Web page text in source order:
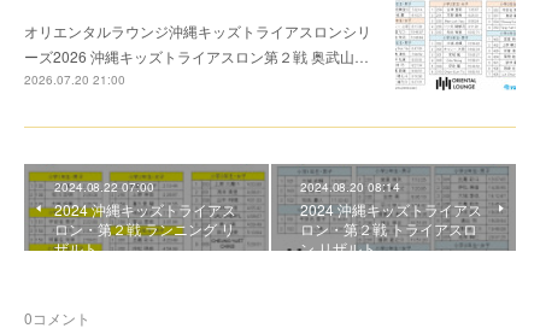
オリエンタルラウンジ沖縄キッズトライアスロンシリ
ーズ2026 沖縄キッズトライアスロン第２戦 奥武山…
2026.07.20 21:00
2024.08.22 07:00
2024 沖縄キッズトライアス
ロン・第２戦 ランニング リ
ザルト
2024.08.20 08:14
2024 沖縄キッズトライアス
ロン・第２戦 トライアスロ
ン リザルト
0コメント